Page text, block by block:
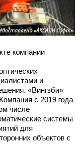
компании
и
«Вингзби»
с 2019 года
числе
системы
для
объектов с